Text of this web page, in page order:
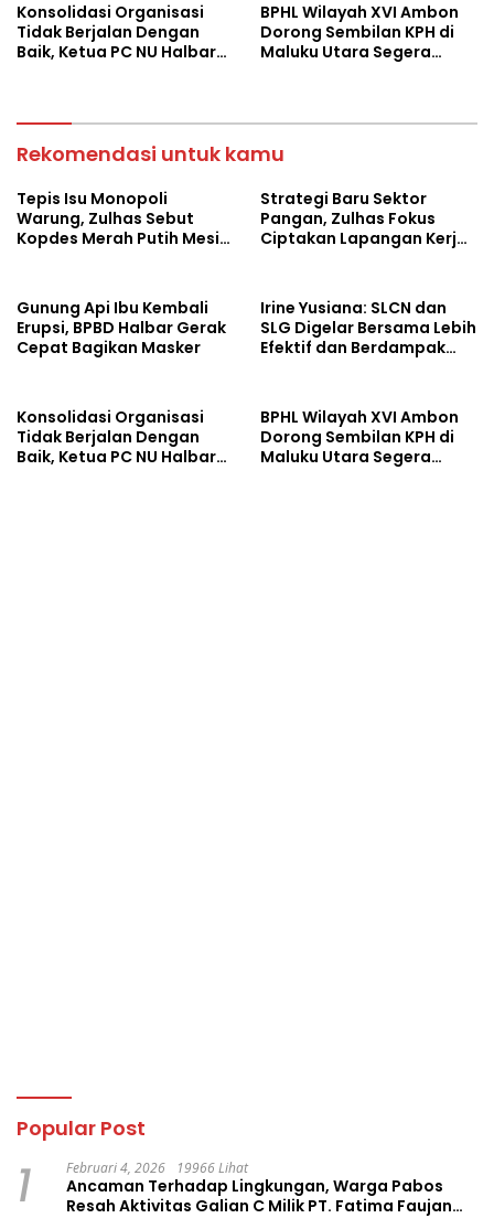
Konsolidasi Organisasi
Tidak Berjalan Dengan
Baik, Ketua PC NU Halbar
BPHL Wilayah XVI Ambon
Dorong Sembilan KPH di
Maluku Utara Segera
Rekomendasi untuk kamu
Tepis Isu Monopoli
Warung, Zulhas Sebut
Kopdes Merah Putih Mesin
Strategi Baru Sektor
Pangan, Zulhas Fokus
Ciptakan Lapangan Kerja
Gunung Api Ibu Kembali
Erupsi, BPBD Halbar Gerak
Cepat Bagikan Masker
Irine Yusiana: SLCN dan
SLG Digelar Bersama Lebih
Efektif dan Berdampak
Konsolidasi Organisasi
Tidak Berjalan Dengan
Baik, Ketua PC NU Halbar
BPHL Wilayah XVI Ambon
Dorong Sembilan KPH di
Maluku Utara Segera
Popular Post
1 Februari 4, 2026 19966 Lihat
Ancaman Terhadap Lingkungan, Warga Pabos
Resah Aktivitas Galian C Milik PT. Fatima Faujan